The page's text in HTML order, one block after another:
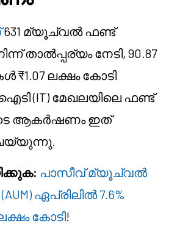
631 മ്യൂച്വൽ ഫണ്ട്
താൽപ്പര്യം നേടി, 90.87
₹1.07 ലക്ഷം കോടി
(IT) മേഖലയിലെ ഫണ്ട്
ആകർഷണം ഇത്
പാസീവ് മ്യൂച്വൽ
ഏപ്രിലിൽ 7.6%
കോടി!